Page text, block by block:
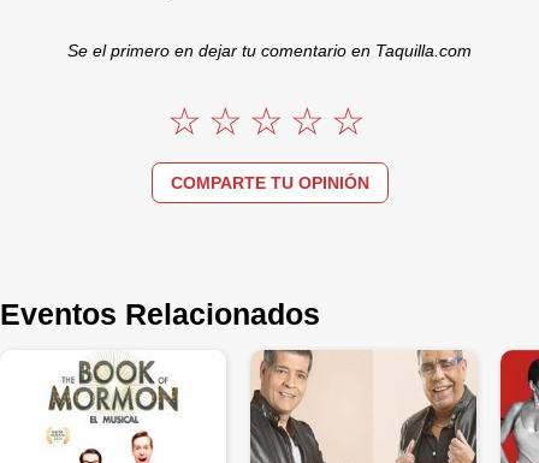
Se el primero en dejar tu comentario en Taquilla.com
COMPARTE TU OPINIÓN
Eventos Relacionados